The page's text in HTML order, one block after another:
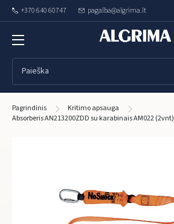
+370 640 60747 pagalba@algrima.lt
Pagrindinis
Kritimo apsauga
Absorberis AN213200ZDD su karabinais AM022 (2vnt)